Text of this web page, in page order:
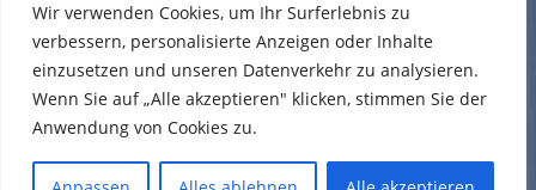
Wir verwenden Cookies, um Ihr Surferlebnis zu
verbessern, personalisierte Anzeigen oder Inhalte
einzusetzen und unseren Datenverkehr zu analysieren.
Wenn Sie auf „Alle akzeptieren" klicken, stimmen Sie der
Anwendung von Cookies zu.